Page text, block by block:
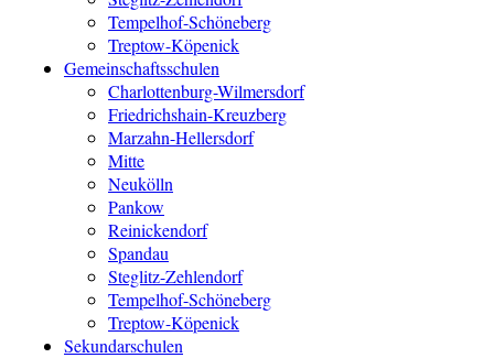
Tempelhof-Schöneberg
Treptow-Köpenick
Gemeinschaftsschulen
Charlottenburg-Wilmersdorf
Friedrichshain-Kreuzberg
Marzahn-Hellersdorf
Mitte
Neukölln
Pankow
Reinickendorf
Spandau
Steglitz-Zehlendorf
Tempelhof-Schöneberg
Treptow-Köpenick
Sekundarschulen